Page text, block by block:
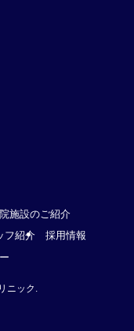
施設のご紹介
フ紹介
採用情報
ニック.